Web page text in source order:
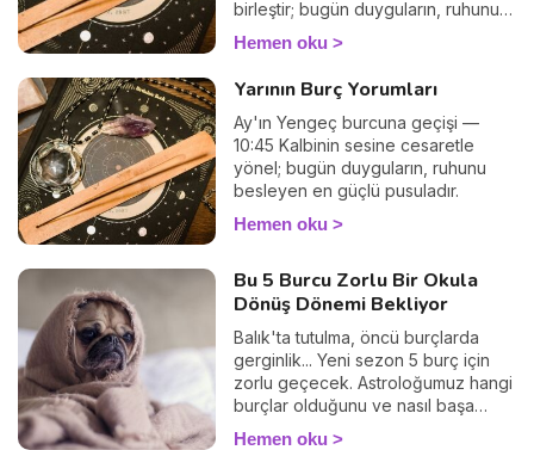
birleştir; bugün duyguların, ruhunun
cesurca konuştuğu bir rehbere
dönüşsün.
Hemen oku
Yarının Burç Yorumları
Ay'ın Yengeç burcuna geçişi —
10:45 Kalbinin sesine cesaretle
yönel; bugün duyguların, ruhunu
besleyen en güçlü pusuladır.
Hemen oku
Bu 5 Burcu Zorlu Bir Okula
Dönüş Dönemi Bekliyor
Balık'ta tutulma, öncü burçlarda
gerginlik... Yeni sezon 5 burç için
zorlu geçecek. Astroloğumuz hangi
burçlar olduğunu ve nasıl başa
çıkılacağını anlatıyor.
Hemen oku